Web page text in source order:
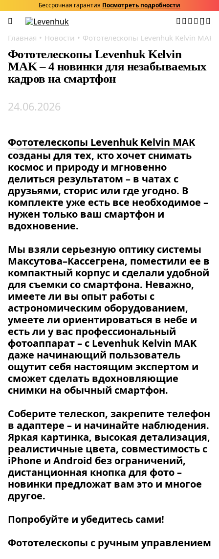
Бессрочная гарантия Посмотреть подробности
Главная Новости Фототелескопы Levenhuk Kelvin
Фототелескопы Levenhuk Kelvin
MAK – 4 новинки для незабываемых
кадров на смартфон
24.06.2026
Фототелескопы Levenhuk Kelvin MAK
созданы для тех, кто хочет снимать
космос и природу и мгновенно
делиться результатом – в чатах с
друзьями, сторис или где угодно. В
комплекте уже есть все необходимое –
нужен только ваш смартфон и
вдохновение.
Мы взяли серьезную оптику системы
Максутова–Кассегрена, поместили ее в
компактный корпус и сделали удобной
для съемки со смартфона. Неважно,
имеете ли вы опыт работы с
астрономическим оборудованием,
умеете ли ориентироваться в небе и
есть ли у вас профессиональный
фотоаппарат – с Levenhuk Kelvin MAK
даже начинающий пользователь
ощутит себя настоящим экспертом и
сможет сделать вдохновляющие
снимки на обычный смартфон.
Соберите телескоп, закрепите телефон
в адаптере – и начинайте наблюдения.
Яркая картинка, высокая детализация,
реалистичные цвета, совместимость с
iPhone и Android без ограничений,
дистанционная кнопка для фото –
новинки предложат вам это и многое
другое.
Попробуйте и убедитесь сами!
Фототелескопы с ручным управлением